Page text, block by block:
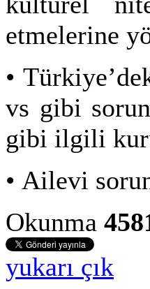
etmelerine
•
vs gibi
gibi ilgili
• Ailevi
Okunma
yukarı çık